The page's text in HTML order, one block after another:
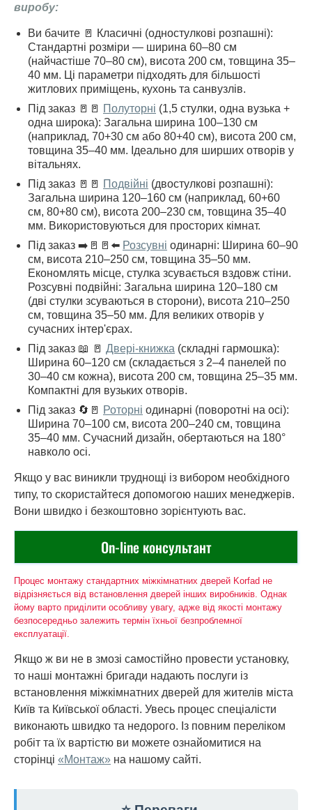
виробу:
Ви бачите 🚪 Класичні (одностулкові розпашні):
Стандартні розміри — ширина 60–80 см
(найчастіше 70–80 см), висота 200 см, товщина 35–
40 мм. Ці параметри підходять для більшості
житлових приміщень, кухонь та санвузлів.
Під заказ 🚪🚪 Полуторні (1,5 стулки, одна вузька +
одна широка): Загальна ширина 100–130 см
(наприклад, 70+30 см або 80+40 см), висота 200 см,
товщина 35–40 мм. Ідеально для ширших отворів у
вітальнях.
Під заказ 🚪🚪 Подвійні (двостулкові розпашні):
Загальна ширина 120–160 см (наприклад, 60+60
см, 80+80 см), висота 200–230 см, товщина 35–40
мм. Використовуються для просторих кімнат.
Під заказ ➡️🚪🚪⬅️ Розсувні одинарні: Ширина 60–90
см, висота 210–250 см, товщина 35–50 мм.
Економлять місце, стулка зсувається вздовж стіни.
Розсувні подвійні: Загальна ширина 120–180 см
(дві стулки зсуваються в сторони), висота 210–250
см, товщина 35–50 мм. Для великих отворів у
сучасних інтер'єрах.
Під заказ 📖 🚪 Двері-книжка (складні гармошка):
Ширина 60–120 см (складається з 2–4 панелей по
30–40 см кожна), висота 200 см, товщина 25–35 мм.
Компактні для вузьких отворів.
Під заказ 🔄🚪 Роторні одинарні (поворотні на осі):
Ширина 70–100 см, висота 200–240 см, товщина
35–40 мм. Сучасний дизайн, обертаються на 180°
навколо осі.
Якщо у вас виникли труднощі із вибором необхідного
типу, то скористайтеся допомогою наших менеджерів.
Вони швидко і безкоштовно зорієнтують вас.
On-line консультант
Процес монтажу стандартних міжкімнатних дверей Korfad не
відрізняється від встановлення дверей інших виробників. Однак
йому варто приділити особливу увагу, адже від якості монтажу
безпосередньо залежить термін їхньої безпроблемної
експлуатації.
Якщо ж ви не в змозі самостійно провести установку,
то наші монтажні бригади надають послуги із
встановлення міжкімнатних дверей для жителів міста
Київ та Київської області. Увесь процес спеціалісти
виконають швидко та недорого. Із повним переліком
робіт та їх вартістю ви можете ознайомитися на
сторінці «Монтаж» на нашому сайті.